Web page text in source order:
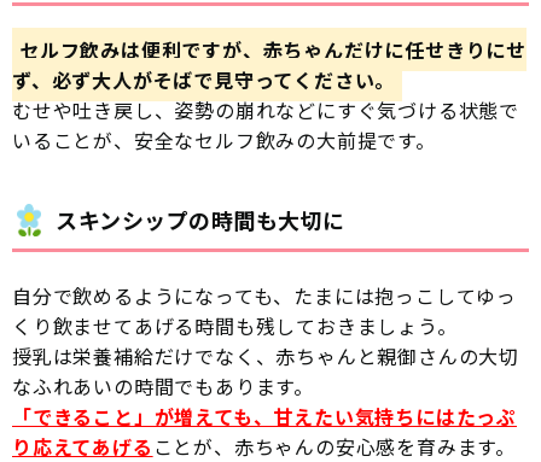
セルフ飲みは便利ですが、赤ちゃんだけに任せきりにせ
ず、必ず大人がそばで見守ってください。
むせや吐き戻し、姿勢の崩れなどにすぐ気づける状態で
いることが、安全なセルフ飲みの大前提です。
スキンシップの時間も大切に
自分で飲めるようになっても、たまには抱っこしてゆっ
くり飲ませてあげる時間も残しておきましょう。
授乳は栄養補給だけでなく、赤ちゃんと親御さんの大切
なふれあいの時間でもあります。
「できること」が増えても、甘えたい気持ちにはたっぷ
り応えてあげる ことが、赤ちゃんの安心感を育みます。